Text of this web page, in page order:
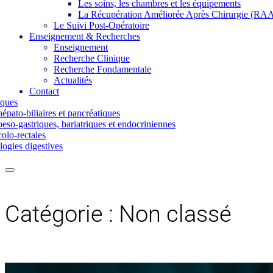
Les soins, les chambres et les équipements
La Récupération Améliorée Après Chirurgie
Le Suivi Post-Opératoire
Enseignement & Recherches
Enseignement
Recherche Clinique
Recherche Fondamentale
Actualités
Contact
biliaires et pancréatiques
gastriques, bariatriques et endocriniennes
rectales
digestives
Catégorie : Non classé